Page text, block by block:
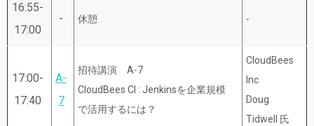
16:55-
17:00
- 休憩 -
17:00-
17:40
A-
7
招待講演 A-7
CloudBees CI : Jenkinsを企業規模
で活用するには？
CloudBees
Inc
Doug
Tidwell 氏